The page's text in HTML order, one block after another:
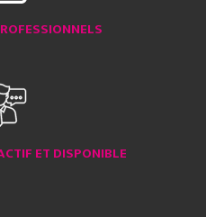
ET DISPONIBLE